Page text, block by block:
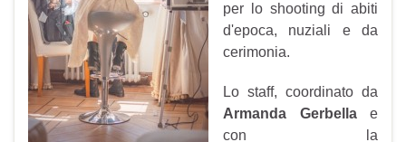
per lo shooting di abiti
d'epoca, nuziali e da
cerimonia.
Lo staff, coordinato da
Armanda Gerbella e
con la